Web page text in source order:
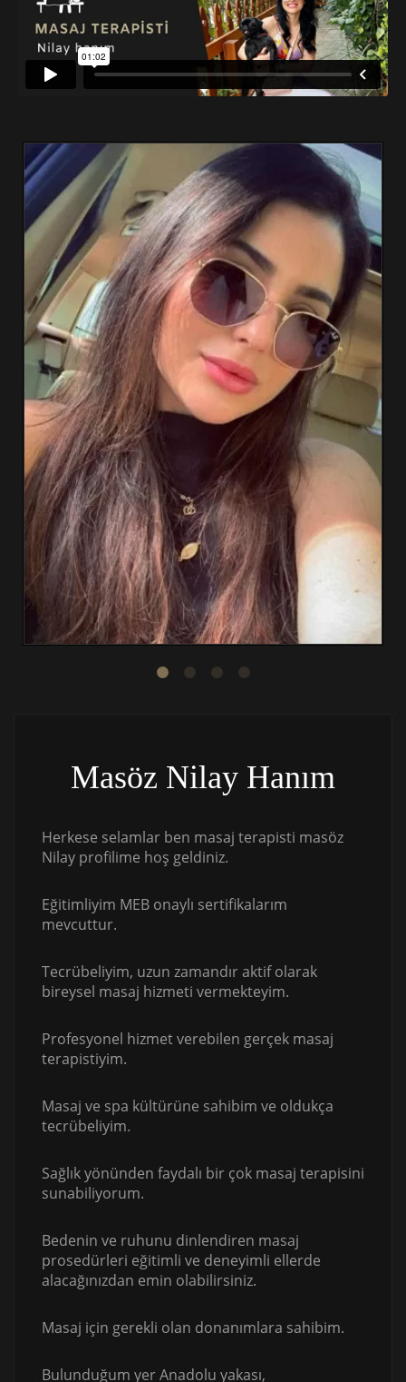
Masöz Nilay Hanım
Herkese selamlar ben masaj terapisti masöz
Nilay profilime hoş geldiniz.
Eğitimliyim MEB onaylı sertifikalarım
mevcuttur.
Tecrübeliyim, uzun zamandır aktif olarak
bireysel masaj hizmeti vermekteyim.
Profesyonel hizmet verebilen gerçek masaj
terapistiyim.
Masaj ve spa kültürüne sahibim ve oldukça
tecrübeliyim.
Sağlık yönünden faydalı bir çok masaj terapisini
sunabiliyorum.
Bedenin ve ruhunu dinlendiren masaj
prosedürleri eğitimli ve deneyimli ellerde
alacağınızdan emin olabilirsiniz.
Masaj için gerekli olan donanımlara sahibim.
Bulunduğum yer Anadolu yakası,